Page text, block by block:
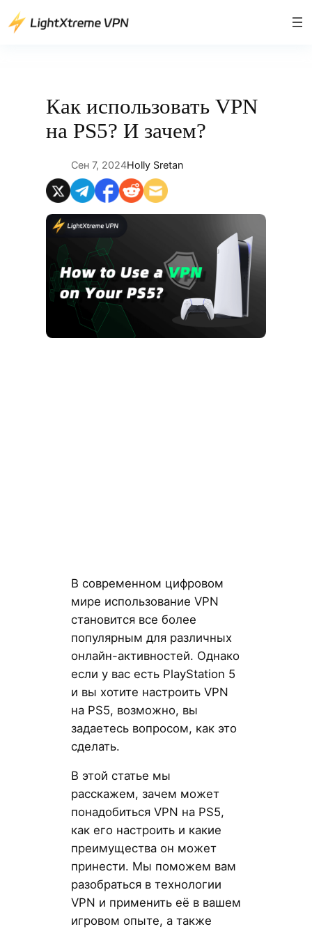
Перейти
Как использовать VPN
на PS5? И зачем?
Сен 7, 2024Holly Sretan
В современном цифровом
мире использование VPN
становится все более
популярным для различных
онлайн-активностей. Однако
если у вас есть PlayStation 5
и вы хотите настроить VPN
на PS5, возможно, вы
задаетесь вопросом, как это
сделать.
В этой статье мы
расскажем, зачем может
понадобиться VPN на PS5,
как его настроить и какие
преимущества он может
принести. Мы поможем вам
разобраться в технологии
VPN и применить её в вашем
игровом опыте, а также